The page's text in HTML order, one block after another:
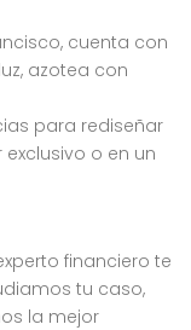
cuenta con
azotea con
para rediseñar
o en un
financiero te
tu caso,
la mejor